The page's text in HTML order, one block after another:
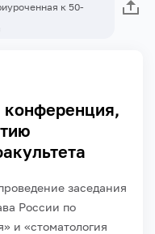
к 50-
конференция,
заседания
России по
и «стоматология